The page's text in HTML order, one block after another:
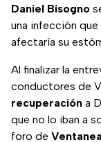
Daniel Bisogno
una infección
afectaría su
Al finalizar la
conductores de
recuperación a
que no lo iban a
foro de